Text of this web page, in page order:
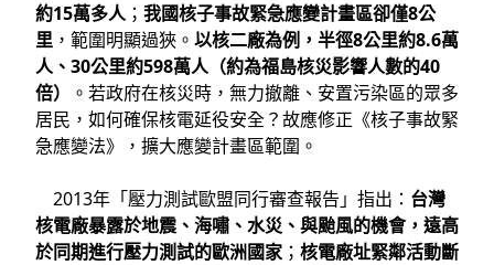
約15萬多人； 我國核子事故緊急應變計畫區卻僅8公
里 ，範圍明顯過狹。 以核二廠為例，半徑8公里約8.6萬
人、30公里約598萬人（約為福島核災影響人數的40
倍）
。若政府在核災時，無力撤離、安置污染區的眾多
居民，如何確保核電延役安全？故應修正《核子事故緊
急應變法》，擴大應變計畫區範圍。
2013年「壓力測試歐盟同行審查報告」指出： 台灣
核電廠暴露於地震、海嘯、水災、與颱風的機會，遠高
於同期進行壓力測試的歐洲國家 ； 核電廠址緊鄰活動斷